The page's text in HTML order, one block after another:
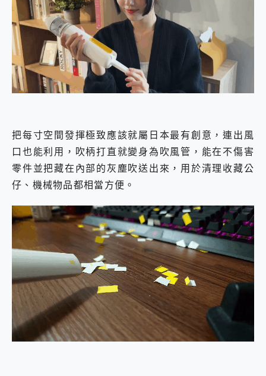
把每寸空間發揮極致應該就屬日本最有創意，連出風
口也能利用，吹柄打直就變身為吹風管，能在不傷害
零件並把藏在內部的灰塵吹送出來，用於清理收藏公
仔、機械物品都相當方便。